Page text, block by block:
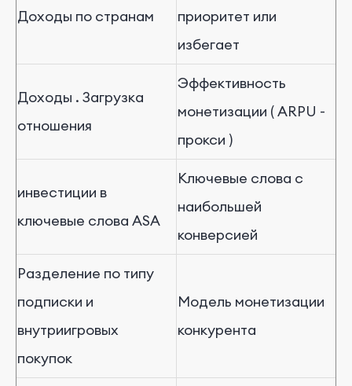
Доходы по странам
приоритет или
избегает
Доходы . Загрузка
отношения
Эффективность
монетизации (ARPU -
прокси )
инвестиции в
ключевые слова ASA
Ключевые слова с
наибольшей
конверсией
Разделение по типу
подписки и
внутриигровых
покупок
Модель монетизации
конкурента